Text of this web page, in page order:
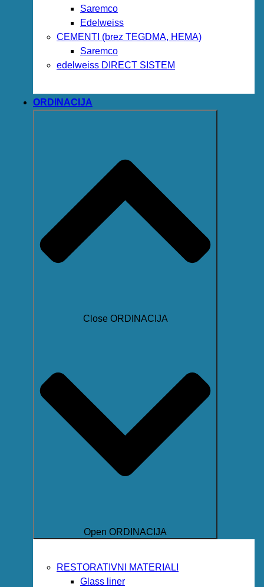
Saremco
Edelweiss
CEMENTI (brez TEGDMA, HEMA)
Saremco
edelweiss DIRECT SISTEM
ORDINACIJA
Close ORDINACIJA
Open ORDINACIJA
RESTORATIVNI MATERIALI
Glass liner